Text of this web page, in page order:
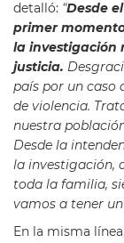
detalló: “Desde
primer
la investigación
justicia.
país por un caso
de violencia.
nuestra
Desde la
la investigación,
toda la familia,
vamos a tener
En la misma